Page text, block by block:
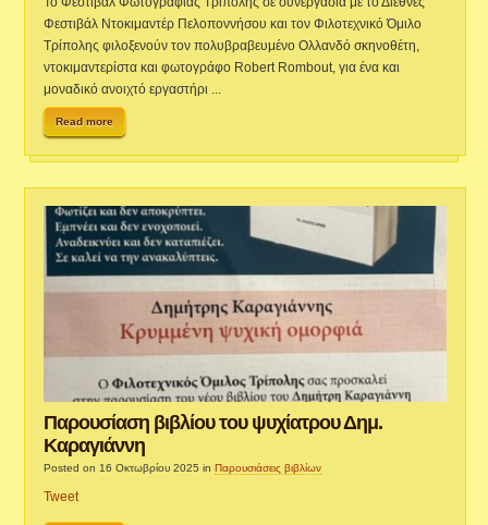
Φεστιβάλ Ντοκιμαντέρ Πελοποννήσου και τον Φιλοτεχνικό Όμιλο
Τρίπολης φιλοξενούν τον πολυβραβευμένο Ολλανδό σκηνοθέτη,
ντοκιμαντερίστα και φωτογράφο Robert Rombout, για ένα και
μοναδικό ανοιχτό εργαστήρι ...
Read more
Παρουσίαση βιβλίου του ψυχίατρου Δημ.
Καραγιάννη
Posted on 16 Οκτωβρίου 2025 in Παρουσιάσεις βιβλίων
Tweet